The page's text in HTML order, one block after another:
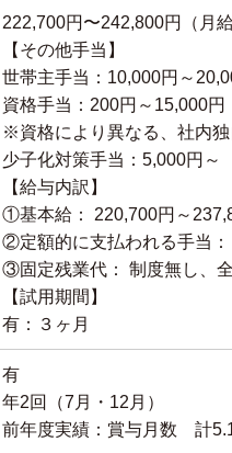
222,700円〜242,800円（月給
【その他手当】
世帯主手当：10,000円～
資格手当：200円～15,000円
※資格により異なる、社内独
少子化対策手当：5,000円～
【給与内訳】
①基本給： 220,700円～
②定額的に支払われる手当：
③固定残業代： 制度無し、
【試用期間】
有：３ヶ月
有
年2回（7月・12月）
前年度実績：賞与月数 計